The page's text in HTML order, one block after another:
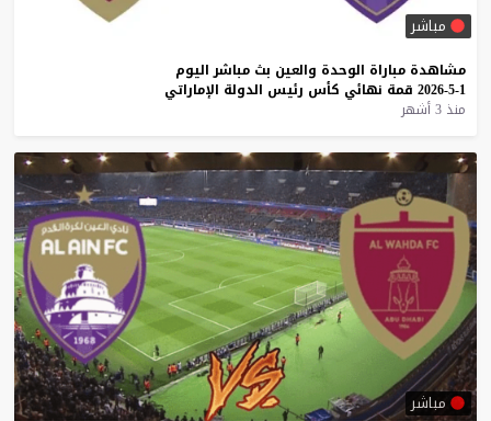
مباشر
مشاهدة مباراة الوحدة والعين بث مباشر اليوم
1-5-2026
قمة نهائي كأس رئيس الدولة الإماراتي
منذ 3 أشهر
مباشر